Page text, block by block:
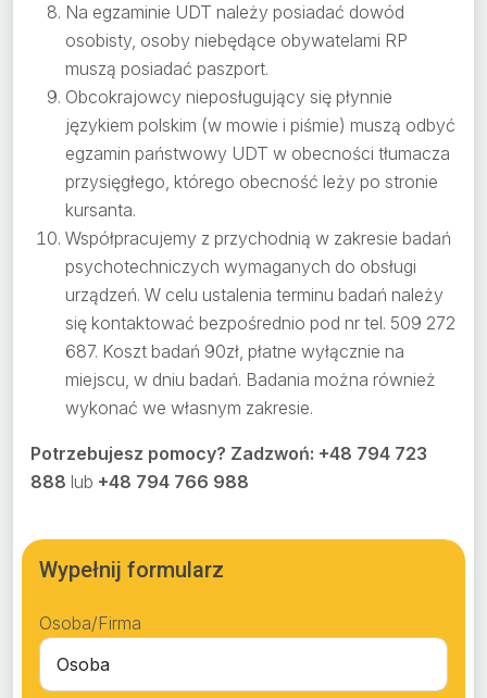
Na egzaminie UDT należy posiadać dowód
osobisty, osoby niebędące obywatelami RP
muszą posiadać paszport.
Obcokrajowcy nieposługujący się płynnie
językiem polskim (w mowie i piśmie) muszą odbyć
egzamin państwowy UDT w obecności tłumacza
przysięgłego, którego obecność leży po stronie
kursanta.
Współpracujemy z przychodnią w zakresie badań
psychotechniczych wymaganych do obsługi
urządzeń. W celu ustalenia terminu badań należy
się kontaktować bezpośrednio pod nr tel. 509 272
687‬. Koszt badań 90zł, płatne wyłącznie na
miejscu, w dniu badań. Badania można również
wykonać we własnym zakresie.
Potrzebujesz pomocy? Zadzwoń: +48 794 723
888 lub +48 794 766 988
Wypełnij formularz
Osoba/Firma